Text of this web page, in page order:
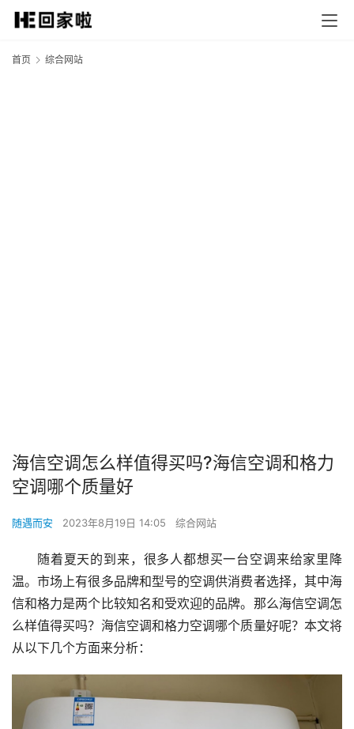
首页 综合网站
海信空调怎么样值得买吗?海信空调和格力
空调哪个质量好
随遇而安 2023年8月19日 14:05 综合网站
随着夏天的到来，很多人都想买一台空调来给家里降
温。市场上有很多品牌和型号的空调供消费者选择，其中海
信和格力是两个比较知名和受欢迎的品牌。那么海信空调怎
么样值得买吗？海信空调和格力空调哪个质量好呢？本文将
从以下几个方面来分析：